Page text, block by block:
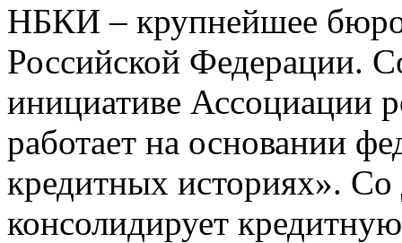
НБКИ – крупнейшее
Российской Федерации.
инициативе Ассоциации
работает на основании
кредитных историях».
консолидирует